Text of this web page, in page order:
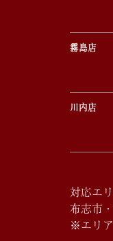
霧島店
川内店
対応エ
布志市
※エリ